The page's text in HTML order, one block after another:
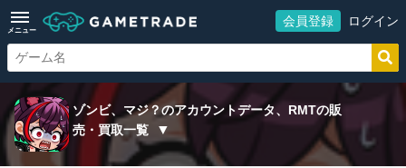
メニュー
会員登録 ログイン
ゾンビ、マジ？のアカウントデータ、RMTの販
売・買取一覧